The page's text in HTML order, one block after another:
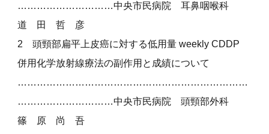
…………………………中央市民病院 耳鼻咽喉科
道 田 哲 彦
2 頭頸部扁平上皮癌に対する低用量 weekly CDDP
併用化学放射線療法の副作用と成績について
………………………………………………………………
…………………………中央市民病院 頭頸部外科
篠 原 尚 吾